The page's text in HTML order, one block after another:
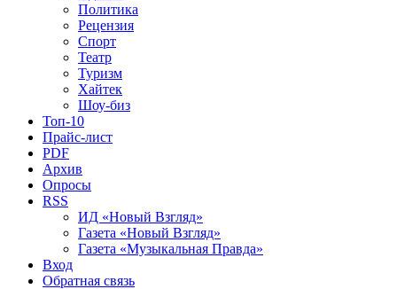
Политика
Рецензия
Спорт
Театр
Туризм
Хайтек
Шоу-биз
Топ-10
Прайс-лист
PDF
Архив
Опросы
RSS
ИД «Новый Взгляд»
Газета «Новый Взгляд»
Газета «Музыкальная Правда»
Вход
Обратная связь